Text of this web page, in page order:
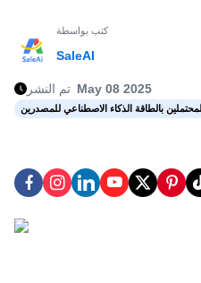
كتب بواسطة
SaleAI
تم النشر May 08 2025
بالطاقة الذكاء الاصطناعي للمصدرين